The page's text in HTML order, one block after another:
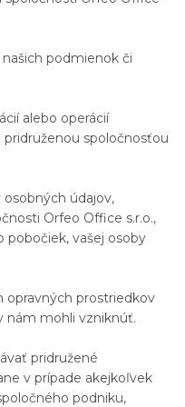
podmienok či
alebo operácií
spoločnosťou
osobných údajov,
Orfeo Office s.r.o.,
pobočiek, vašej osoby
opravných prostriedkov
nám mohli vzniknúť.
pridružené
v prípade akejkoľvek
podniku,